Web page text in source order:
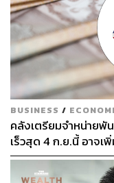
BUSINESS /
คลังเตรียมจำหน่ายพั
เร็วสุด 4 ก.ย.นี้ อาจ
First มากขึ้น